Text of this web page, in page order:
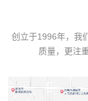
**：套装中包含一
手提包，包身上有
设计，并且...
创立于1996年，我
质量，更注